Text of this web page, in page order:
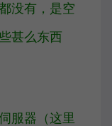
没有，是空
甚么东西
服器（这里